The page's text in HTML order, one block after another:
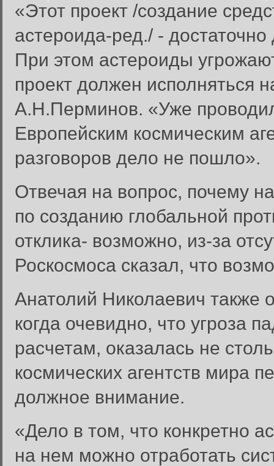
«Этот проект /создание
астероида-ред./ -
При этом астероиды
проект должен исполняться
А.Н.Перминов. «Уже
Европейским космическим
разговоров дело не пошло».
Отвечая на вопрос, почему
по созданию глобальной
отклика- возможно, из-за
Роскосмоса сказал, что
Анатолий Николаевич также
когда очевидно, что угроза
расчетам, оказалась не
космических агентств мира
должное внимание.
«Дело в том, что конкретно
на нем можно отработать